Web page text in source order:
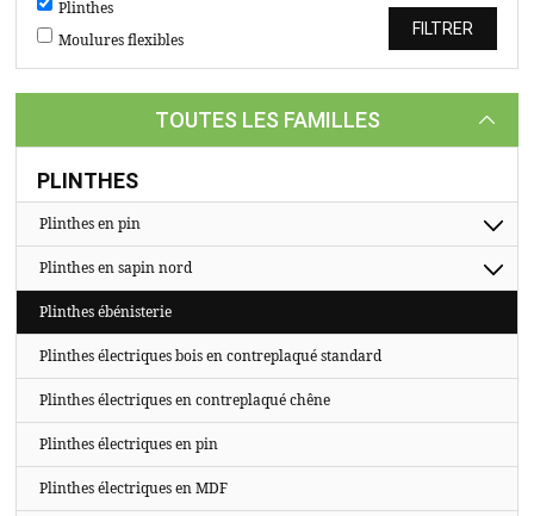
MESURE
PROPOS
Plinthes
Moulures flexibles
TOUTES LES FAMILLES
PLINTHES
Plinthes en pin
Plinthes en sapin nord
Plinthes ébénisterie
Plinthes électriques bois en contreplaqué standard
Plinthes électriques en contreplaqué chêne
Plinthes électriques en pin
Plinthes électriques en MDF